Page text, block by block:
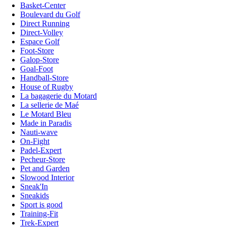
Basket-Center
Boulevard du Golf
Direct Running
Direct-Volley
Espace Golf
Foot-Store
Galop-Store
Goal-Foot
Handball-Store
House of Rugby
La bagagerie du Motard
La sellerie de Maé
Le Motard Bleu
Made in Paradis
Nauti-wave
On-Fight
Padel-Expert
Pecheur-Store
Pet and Garden
Slowood Interior
Sneak'In
Sneakids
Sport is good
Training-Fit
Trek-Expert